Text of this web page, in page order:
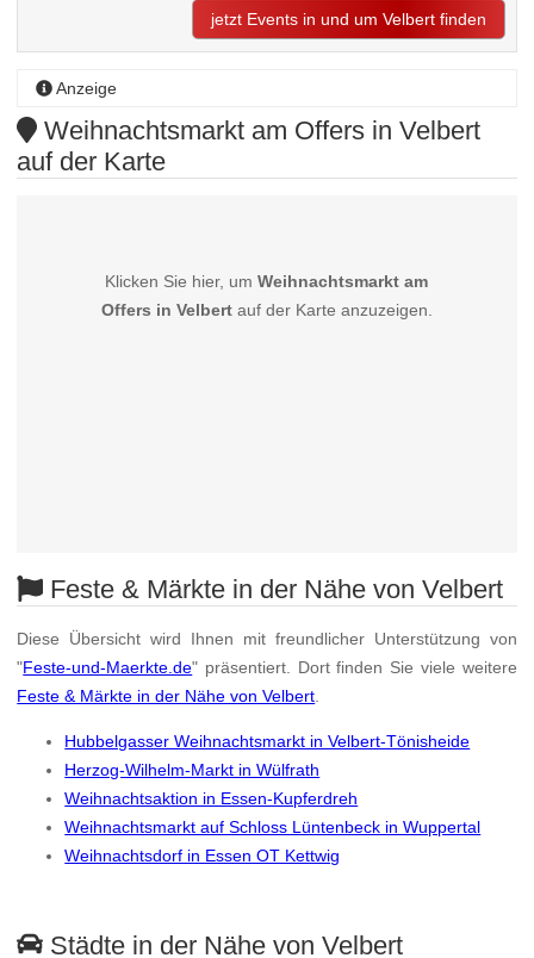
jetzt Events in und um Velbert finden
Anzeige
Weihnachtsmarkt am Offers in Velbert
auf der Karte
Klicken Sie hier, umWeihnachtsmarkt am
Offers in Velbertauf der Karte anzuzeigen.
Feste & Märkte in der Nähe von Velbert
Diese Übersicht wird Ihnen mit freundlicher Unterstützung von
"Feste-und-Maerkte.de" präsentiert. Dort finden Sie viele weitere
Feste & Märkte in der Nähe von Velbert
Hubbelgasser Weihnachtsmarkt in Velbert-Tönisheide
Herzog-Wilhelm-Markt in Wülfrath
Weihnachtsaktion in Essen-Kupferdreh
Weihnachtsmarkt auf Schloss Lüntenbeck in Wuppertal
Weihnachtsdorf in Essen OT Kettwig
Städte in der Nähe von Velbert